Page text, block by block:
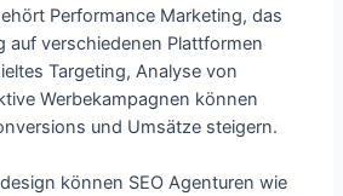
Performance Marketing, das
auf verschiedenen Plattformen
Targeting, Analyse von
Werbekampagnen können
und Umsätze steigern.
können SEO Agenturen wie